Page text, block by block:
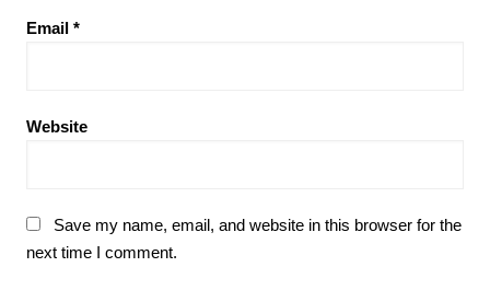
Email *
Website
Save my name, email, and website in this browser for the
next time I comment.